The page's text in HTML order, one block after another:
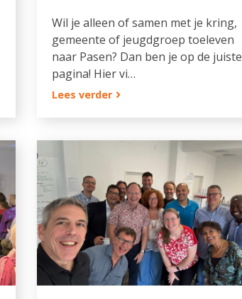
Wil je alleen of samen met je kring,
gemeente of jeugdgroep toeleven
naar Pasen? Dan ben je op de juiste
pagina! Hier vi…
Lees verder